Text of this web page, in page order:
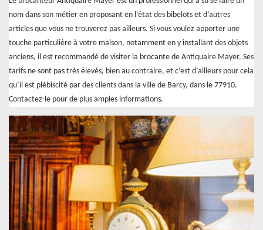
nom dans son métier en proposant en l’état des bibelots et d’autres
articles que vous ne trouverez pas ailleurs. Si vous voulez apporter une
touche particulière à votre maison, notamment en y installant des objets
anciens, il est recommandé de visiter la brocante de Antiquaire Mayer. Ses
tarifs ne sont pas très élevés, bien au contraire, et c’est d’ailleurs pour cela
qu’il est plébiscité par des clients dans la ville de Barcy, dans le 77910.
Contactez-le pour de plus amples informations.